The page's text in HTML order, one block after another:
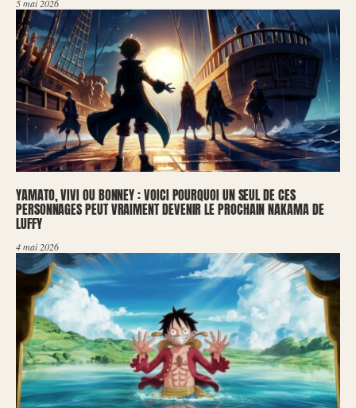
5 mai 2026
YAMATO, VIVI OU BONNEY : VOICI POURQUOI UN SEUL DE CES
PERSONNAGES PEUT VRAIMENT DEVENIR LE PROCHAIN NAKAMA DE
LUFFY
4 mai 2026